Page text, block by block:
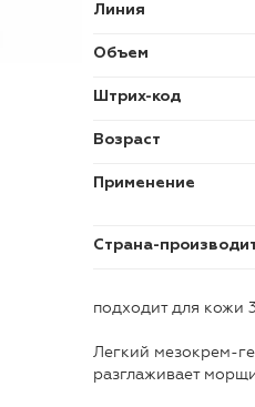
Линия
Объем
Штрих-код
Возраст
Применение
Страна-
подходит для кожи
Легкий мезокрем-
разглаживает